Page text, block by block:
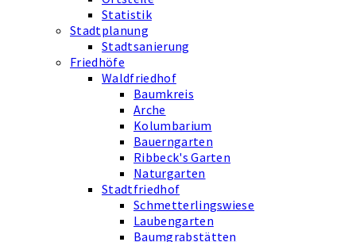
Statistik
Stadtplanung
Stadtsanierung
Friedhöfe
Waldfriedhof
Baumkreis
Arche
Kolumbarium
Bauerngarten
Ribbeck's Garten
Naturgarten
Stadtfriedhof
Schmetterlingswiese
Laubengarten
Baumgrabstätten